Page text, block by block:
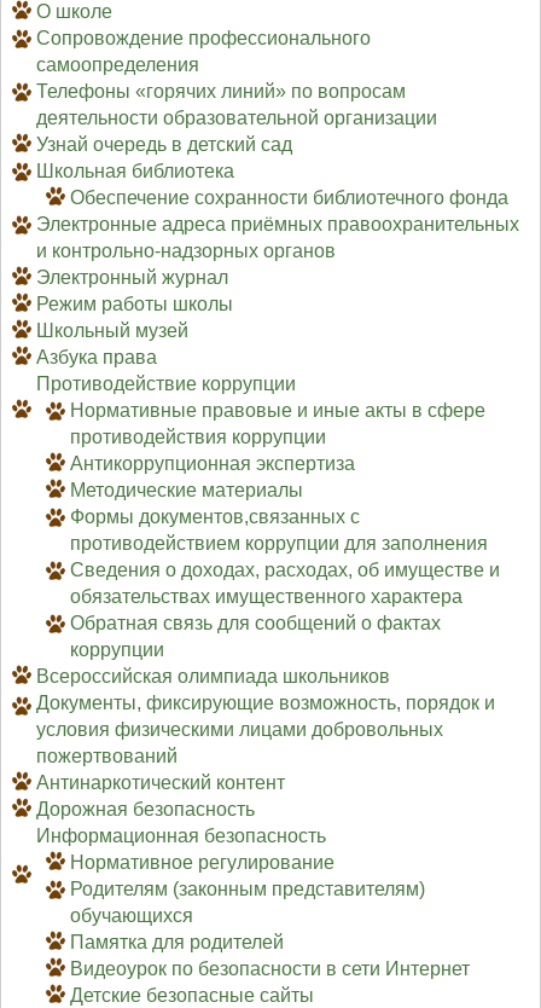
О школе
Сопровождение профессионального
самоопределения
Телефоны «горячих линий» по вопросам
деятельности образовательной организации
Узнай очередь в детский сад
Школьная библиотека
Обеспечение сохранности библиотечного фонда
Электронные адреса приёмных правоохранительных
и контрольно-надзорных органов
Электронный журнал
Режим работы школы
Школьный музей
Азбука права
Противодействие коррупции
Нормативные правовые и иные акты в сфере
противодействия коррупции
Антикоррупционная экспертиза
Методические материалы
Формы документов,связанных с
противодействием коррупции для заполнения
Сведения о доходах, расходах, об имуществе и
обязательствах имущественного характера
Обратная связь для сообщений о фактах
коррупции
Всероссийская олимпиада школьников
Документы, фиксирующие возможность, порядок и
условия физическими лицами добровольных
пожертвований
Антинаркотический контент
Дорожная безопасность
Информационная безопасность
Нормативное регулирование
Родителям (законным представителям)
обучающихся
Памятка для родителей
Видеоурок по безопасности в сети Интернет
Детские безопасные сайты